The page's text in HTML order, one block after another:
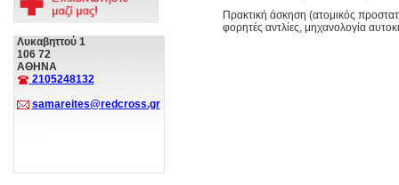
Λυκαβηττού 1
106 72
ΑΘΗΝΑ
2105248132
samareites@redcross.gr
Πρακτική άσκηση (ατομικός
φορητές αντλίες, μηχανολογία